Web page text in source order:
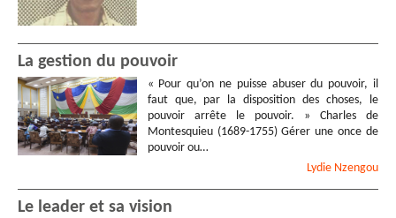
La gestion du pouvoir
« Pour qu’on ne puisse abuser du pouvoir, il
faut que, par la disposition des choses, le
pouvoir arrête le pouvoir. » Charles de
Montesquieu (1689-1755) Gérer une once de
pouvoir ou…
Lydie Nzengou
Le leader et sa vision